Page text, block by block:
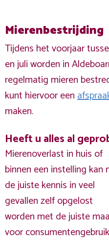
Mierenbestrijding
Tijdens het voorjaar
en juli worden in
regelmatig mieren
kunt hiervoor een
maken.
Heeft u alles al
Mierenoverlast in huis of
binnen een instelling kan
de juiste kennis in veel
gevallen zelf opgelost
worden met de juiste
voor